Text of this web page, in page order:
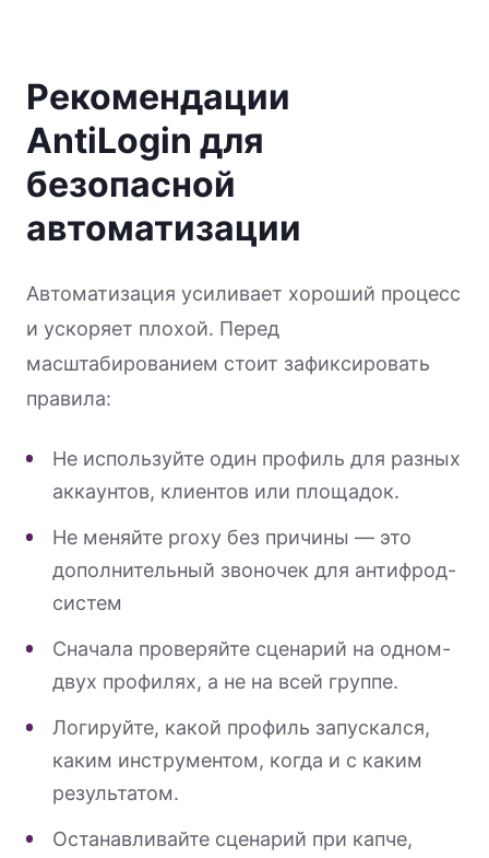
Рекомендации
AntiLogin для
безопасной
автоматизации
Автоматизация усиливает хороший процесс
и ускоряет плохой. Перед
масштабированием стоит зафиксировать
правила:
Не используйте один профиль для разных
аккаунтов, клиентов или площадок.
Не меняйте proxy без причины — это
дополнительный звоночек для антифрод-
систем
Сначала проверяйте сценарий на одном-
двух профилях, а не на всей группе.
Логируйте, какой профиль запускался,
каким инструментом, когда и с каким
результатом.
Останавливайте сценарий при капче,